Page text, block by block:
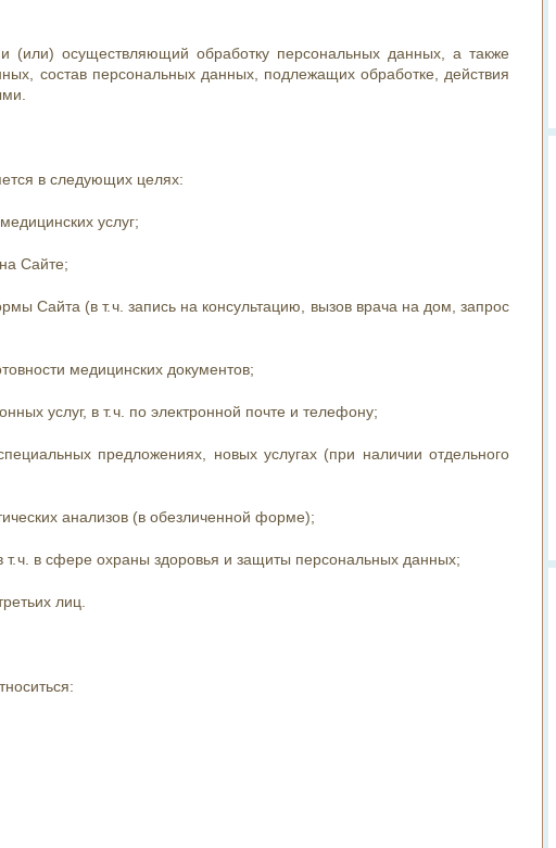
осуществляющий обработку персональных данных, а также
состав персональных данных, подлежащих обработке, действия
в следующих целях:
услуг;
Сайте;
Сайта (в т. ч. запись на консультацию, вызов врача на дом, запрос
медицинских документов;
услуг, в т. ч. по электронной почте и телефону;
предложениях, новых услугах (при наличии отдельного
анализов (в обезличенной форме);
ч. в сфере охраны здоровья и защиты персональных данных;
лиц.